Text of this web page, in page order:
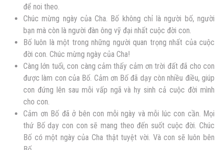
để noi theo.
Chúc mừng ngày của Cha. Bố không chỉ là người bố, người
bạn mà còn là người đàn ông vỹ đại nhất cuộc đời con.
Bố luôn là một trong những người quan trọng nhất của cuộc
đời con. Chúc mừng ngày của Cha!
Càng lớn tuổi, con càng cảm thấy cảm ơn trời đất đã cho con
được làm con của Bố. Cảm ơn Bố đã dạy còn nhiều điều, giúp
con đứng lên sau mỗi vấp ngã và hy sinh cả cuộc đời mình
cho con.
Cảm ơn Bố đã ở bên con mỗi ngày và mỗi lúc con cần. Mọi
thứ Bố dạy con con sẽ mang theo đến suốt cuộc đời. Chúc
Bố có một ngày của Cha thật tuyệt vời. Và con sẽ luôn bên